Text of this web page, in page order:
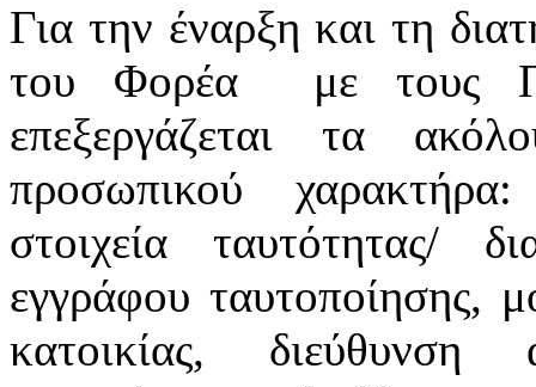
Για την έναρξη και τη
του Φορέα
με τους
επεξεργάζεται τα
προσωπικού
στοιχεία ταυτότητας/
εγγράφου ταυτοποίησης,
κατοικίας, διεύθυνση